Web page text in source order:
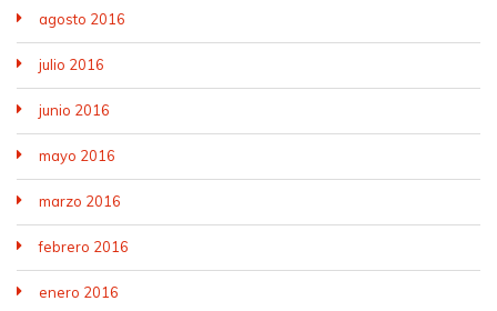
agosto 2016
julio 2016
junio 2016
mayo 2016
marzo 2016
febrero 2016
enero 2016